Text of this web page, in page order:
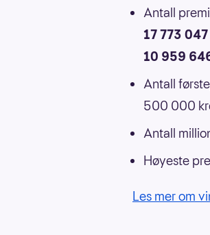
Antall
17 773 047
10 959
Antall
500 000
Antall
Høyeste
Les mer om